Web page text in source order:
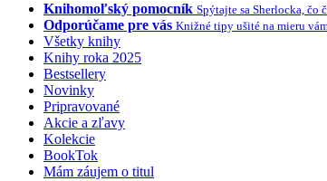
Knihomoľský pomocník Spýtajte sa Sherlocka, čo
Odporúčame pre vás Knižné tipy ušité na mieru
Všetky knihy
Knihy roka 2025
Bestsellery
Novinky
Pripravované
Akcie a zľavy
Kolekcie
BookTok
Mám záujem o titul